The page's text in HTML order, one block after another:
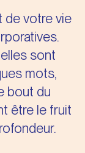
de votre vie
sont
mots,
bout du
être le fruit